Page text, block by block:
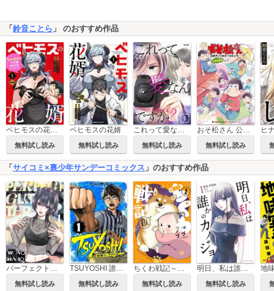
「 鈴音ことら 」 のおすすめ作品
ベヒモスの花婿電子限定特装版
無料試し読み
ベヒモスの花婿
無料試し読み
これって愛なんですか？
無料試し読み
おそ松さん 公式アンソロジーコミック こぼれ話集
無料試し読み
「 サイコミ×裏少年サンデーコミックス 」のおすすめ作品
パーフェクトグリッター
無料試し読み
TSUYOSHI 誰も勝てない、アイツには
無料試し読み
ちくわ戦記～おれのカワイイで地球侵略～
無料試し読み
明日、私は誰かのカノジョ
無料試し読み